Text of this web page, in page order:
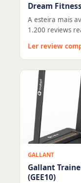
Dream
A esteira mais
1.200 reviews
Ler review
GALLANT
Gallant
(GEE10)